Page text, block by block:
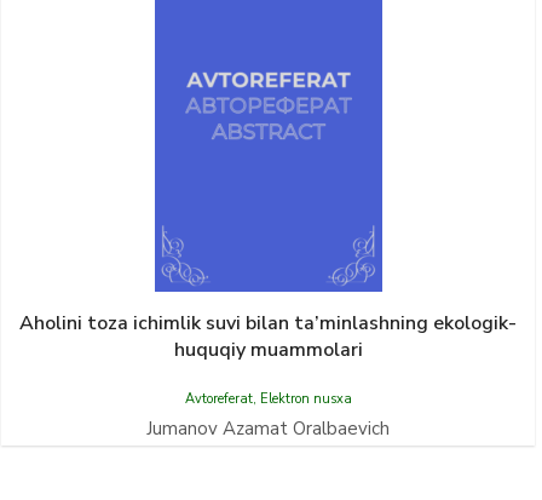
Aholini toza ichimlik suvi bilan ta’minlashning ekologik-
huquqiy muammolari
Avtoreferat, Elektron nusxa
Jumanov Azamat Oralbaevich